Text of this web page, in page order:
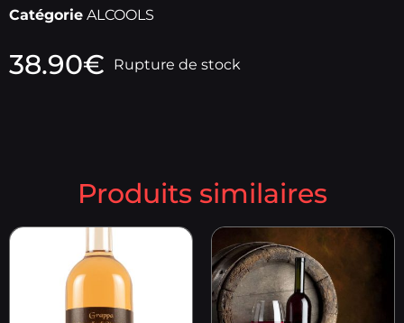
Catégorie ALCOOLS
38.90€ Rupture de stock
Produits similaires